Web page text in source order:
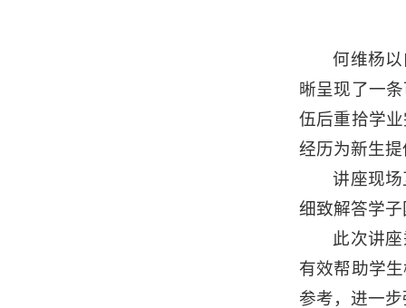
何维杨
晰呈现了一
伍后重拾学
经历为新生提
讲座现
细致解答学子
此次讲
有效帮助学
参考，进一